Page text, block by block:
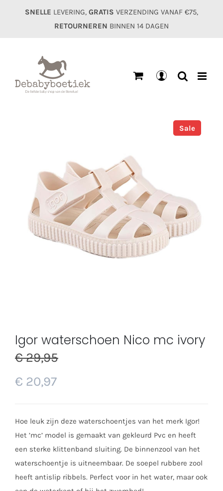
SNELLE LEVERING, GRATIS VERZENDING VANAF €75,
RETOURNEREN BINNEN 14 DAGEN
Sale
Igor waterschoen Nico mc ivory
€29,95
€ 20,97
Hoe leuk zijn deze waterschoentjes van het merk Igor!
Het ’mc’ model is gemaakt van gekleurd Pvc en heeft
een sterke klittenband sluiting. De binnenzool van het
waterschoentje is uitneembaar. De soepel rubbere zool
heeft antislip ribbels. Perfect voor in het water, maar ook